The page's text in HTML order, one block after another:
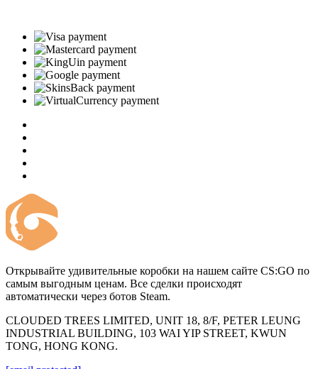
Открывайте удивительные коробки на нашем сайте CS:GO по
самым выгодным ценам. Все сделки происходят
автоматически через ботов Steam.
CLOUDED TREES LIMITED, UNIT 18, 8/F, PETER LEUNG
INDUSTRIAL BUILDING, 103 WAI YIP STREET, KWUN
TONG, HONG KONG.